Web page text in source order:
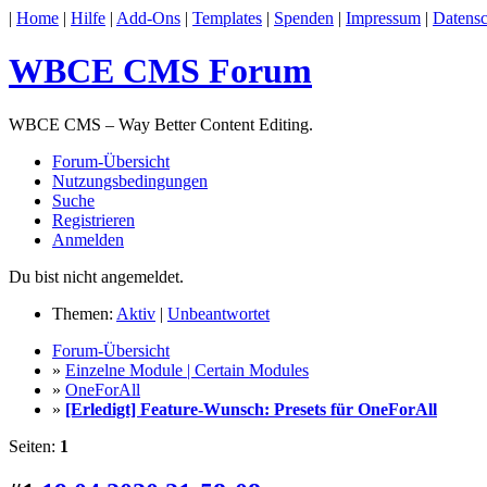
| Home | Hilfe | Add-Ons | Templates | Spenden | Impressum |
WBCE CMS Forum
WBCE CMS – Way Better Content Editing.
Forum-Übersicht
Nutzungsbedingungen
Suche
Registrieren
Anmelden
Du bist nicht angemeldet.
Themen: Aktiv | Unbeantwortet
Forum-Übersicht
» Einzelne Module | Certain Modules
» OneForAll
» [Erledigt] Feature-Wunsch: Presets für OneForAll
Seiten: 1